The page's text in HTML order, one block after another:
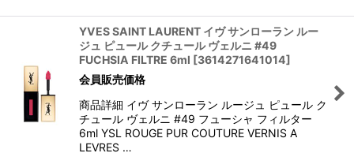
YVES SAINT LAURENT イヴ サンローラン ルー
ジュ ピュール クチュール ヴェルニ #49
FUCHSIA FILTRE 6ml [3614271641014]
会員販売価格
商品詳細 イヴ サンローラン ルージュ ピュール ク
チュール ヴェルニ #49 フューシャ フィルター
6ml YSL ROUGE PUR COUTURE VERNIS A
LEVRES …